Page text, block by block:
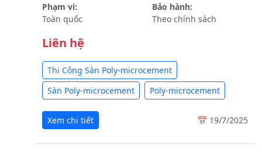
Phạm vi:
Toàn quốc
Bảo hành:
Theo chính sách
Liên hệ
Thi Công Sàn Poly-microcement
Sàn Poly-microcement
Poly-microcement
Xem chi tiết 📅 19/7/2025